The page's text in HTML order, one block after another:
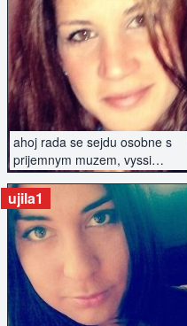
ahoj rada se sejdu osobne s
prijemnym muzem, vyssi
postavy, urcite nekurak
ZOBRAZIT INZERÁT
ujila1
ZOBRAZIT INZERÁT